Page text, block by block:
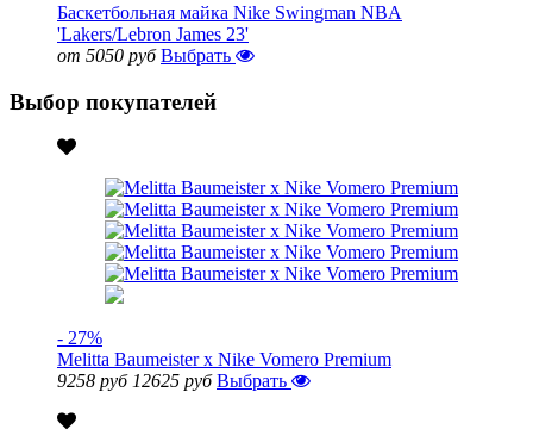
Баскетбольная майка Nike Swingman NBA
'Lakers/Lebron James 23'
от 5050 руб Выбрать
Выбор покупателей
- 27%
Melitta Baumeister x Nike Vomero Premium
9258 руб 12625 руб Выбрать